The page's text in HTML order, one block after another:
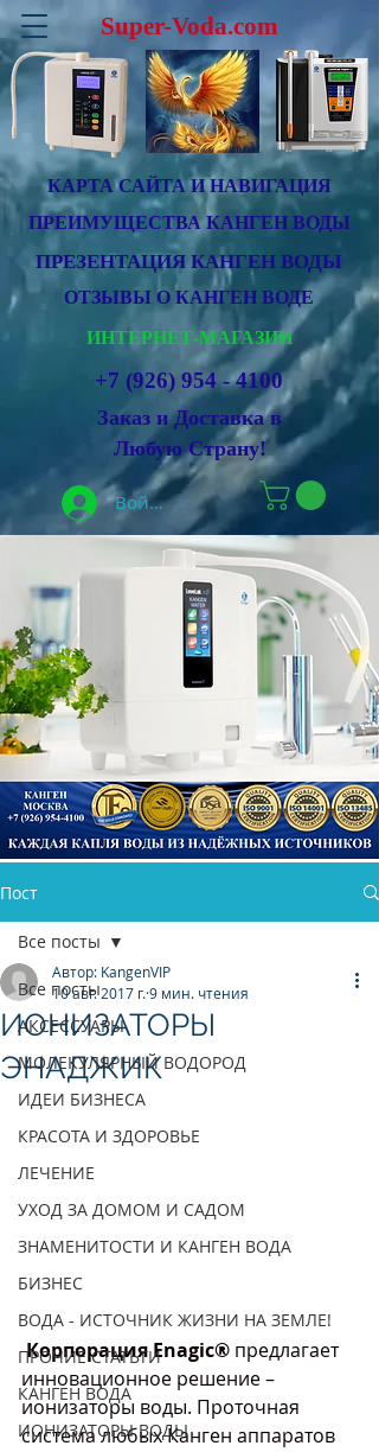
Super-Voda.com
КАРТА САЙТА И НАВИГАЦИЯ
ПРЕИМУЩЕСТВА КАНГЕН ВОДЫ
ПРЕЗЕНТАЦИЯ КАНГЕН ВОДЫ
ОТЗЫВЫ О КАНГЕН ВОДЕ
ИНТЕРНЕТ-МАГАЗИН
+7 (926) 954 - 4100
Заказ и Доставка в
Любую Страну!
Войти
КАНГЕН ВОДА
Пост
Все посты
АКСЕССУАРЫ
МОЛЕКУЛЯРНЫЙ ВОДОРОД
ИДЕИ БИЗНЕСА
КРАСОТА И ЗДОРОВЬЕ
ЛЕЧЕНИЕ
УХОД ЗА ДОМОМ И САДОМ
ЗНАМЕНИТОСТИ И КАНГЕН ВОДА
БИЗНЕС
ВОДА - ИСТОЧНИК ЖИЗНИ НА ЗЕМЛЕ!
ПРОЧИЕ СТАТЬТИ
КАНГЕН ВОДА
ИОНИЗАТОРЫ ВОДЫ
Все посты
ИОНИЗАТОРЫ
ЭНАДЖИК
Автор: KangenVIP
10 авг. 2017 г.9 мин. чтения
Корпорация Enagic® предлагает
инновационное решение –
ионизаторы воды. Проточная
система любых Канген аппаратов